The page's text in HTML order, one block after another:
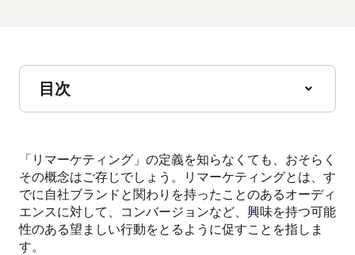
目次
「リマーケティング」の定義を知らなくても、おそらく
その概念はご存じでしょう。リマーケティングとは、す
でに自社ブランドと関わりを持ったことのあるオーディ
エンスに対して、コンバージョンなど、興味を持つ可能
性のある望ましい行動をとるように促すことを指しま
す。